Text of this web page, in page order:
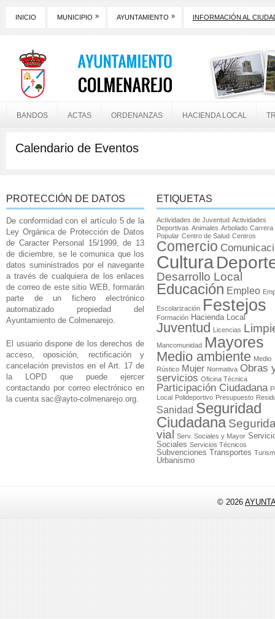
INICIO MUNICIPIO » AYUNTAMIENTO » INFORMACIÓN AL
BANDOS ACTAS ORDENANZAS HACIENDA LOCAL
Calendario de Eventos
PROTECCIÓN DE DATOS
De conformidad con el artículo 5 de la
Ley Orgánica de Protección de Datos
de Caracter Personal 15/1999, de 13
de diciembre, se le comunica que los
datos suministrados por el navegante
a través de cualquiera de los enlaces
de correo de este sitio WEB, formarán
parte de un fichero electrónico
automatizado propiedad del
Ayuntamiento de Colmenarejo.
El usuario dispone de los derechos de
acceso, oposición, rectificación y
cancelación previstos en el Art. 17 de
la LOPD que puede ejercer
contactando por correo electrónico en
la cuenta sac@ayto-colmenarejo.org.
ETIQUETAS
Actividades de Juventud Actividades
Deportivas Animales Arbolado Carrera
Popular Centro de Salud Centros
Comercio
Cultura
Desarrollo Local
Educación Empleo
Escolarización Festejos
Formación Hacienda Local
Juventud Licencias
Mancomunidad Mayores
Medio ambiente Medio
Rústico Mujer Normativa Obras
servicios Oficina Técnica
Participación Ciudadana
Local Polideportivo Presupuesto
Sanidad Seguridad
Ciudadana
vial
Serv. Sociales y Mayor
Sociales Servicios Técnicos
Subvenciones Transportes
Urbanismo
© 2026